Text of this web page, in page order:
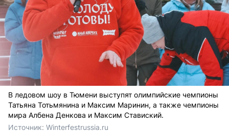
В ледовом шоу в Тюмени выступят олимпийские чемпионы
Татьяна Тотьмянина и Максим Маринин, а также чемпионы
мира Албена Денкова и Максим Ставиский.
Источник: Winterfestrussia.ru